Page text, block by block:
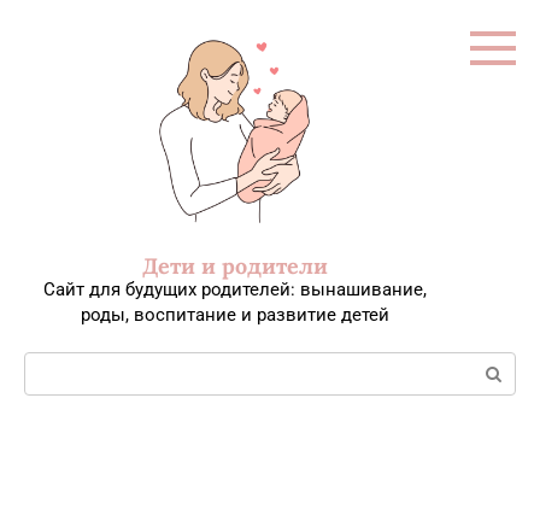
Дети и родители
Сайт для будущих родителей: вынашивание,
роды, воспитание и развитие детей
Поиск: